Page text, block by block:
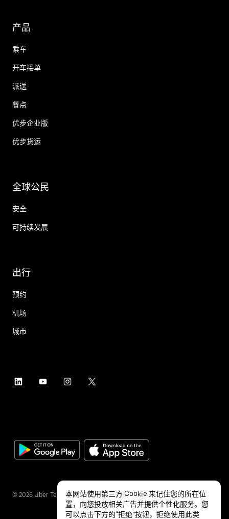
产品
乘车
开车接单
派送
餐点
优步企业版
优步货运
全球公民
安全
可持续发展
出行
预约
机场
城市
© 2026 Uber Technologies Inc.
本网站使用第三方 Cookie 来记住您的所在位
置，向您投放相关广告并提供个性化服务。您
可以点击下方的“拒绝”按钮，拒绝使用此类